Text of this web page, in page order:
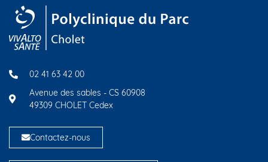
02 41 63 42 00
Avenue des sables - CS 60908
49309 CHOLET Cedex
Contactez-nous